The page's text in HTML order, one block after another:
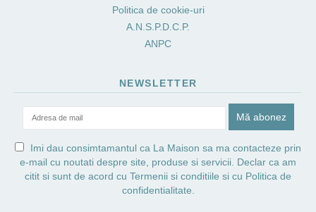
Politica de cookie-uri
A.N.S.P.D.C.P.
ANPC
NEWSLETTER
Imi dau consimtamantul ca La Maison sa ma contacteze prin
e-mail cu noutati despre site, produse si servicii. Declar ca am
citit si sunt de acord cu Termenii si conditiile si cu Politica de
confidentialitate.